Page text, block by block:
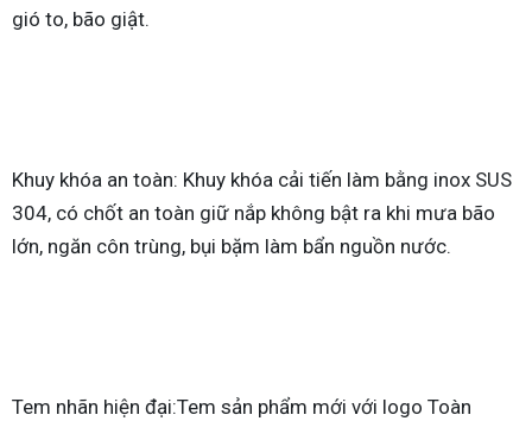
gió to, bão giật.
Khuy khóa an toàn: Khuy khóa cải tiến làm bằng inox SUS
304, có chốt an toàn giữ nắp không bật ra khi mưa bão
lớn, ngăn côn trùng, bụi bặm làm bẩn nguồn nước.
Tem nhãn hiện đại:Tem sản phẩm mới với logo Toàn